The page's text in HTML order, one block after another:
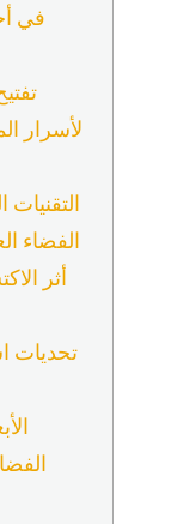
في
لأسرار
الفضاء
أثر
تحديات